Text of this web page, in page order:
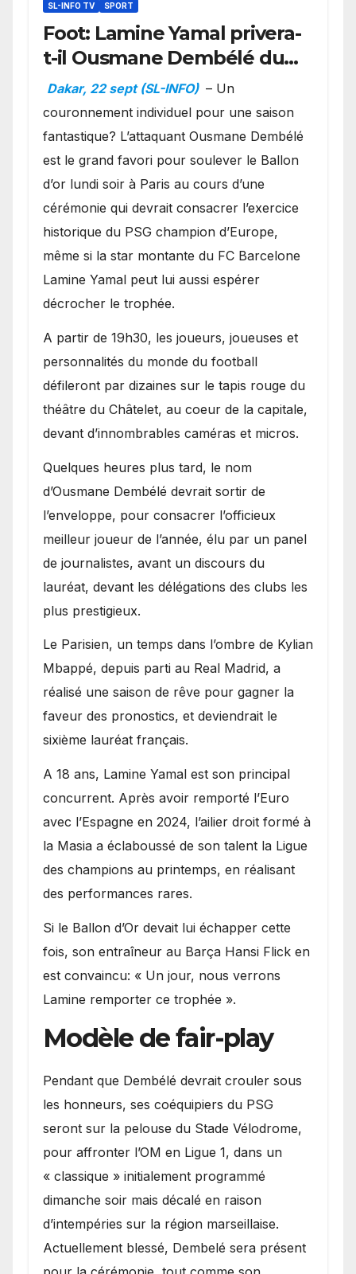
SL-INFO TV SPORT
Foot: Lamine Yamal privera-
t-il Ousmane Dembélé du
Ballon d’or ?
Dakar, 22 sept (SL-INFO) – Un
couronnement individuel pour une saison
fantastique? L’attaquant Ousmane Dembélé
est le grand favori pour soulever le Ballon
d’or lundi soir à Paris au cours d’une
cérémonie qui devrait consacrer l’exercice
historique du PSG champion d’Europe,
même si la star montante du FC Barcelone
Lamine Yamal peut lui aussi espérer
décrocher le trophée.
A partir de 19h30, les joueurs, joueuses et
personnalités du monde du football
défileront par dizaines sur le tapis rouge du
théâtre du Châtelet, au coeur de la capitale,
devant d’innombrables caméras et micros.
Quelques heures plus tard, le nom
d’Ousmane Dembélé devrait sortir de
l’enveloppe, pour consacrer l’officieux
meilleur joueur de l’année, élu par un panel
de journalistes, avant un discours du
lauréat, devant les délégations des clubs les
plus prestigieux.
Le Parisien, un temps dans l’ombre de Kylian
Mbappé, depuis parti au Real Madrid, a
réalisé une saison de rêve pour gagner la
faveur des pronostics, et deviendrait le
sixième lauréat français.
A 18 ans, Lamine Yamal est son principal
concurrent. Après avoir remporté l’Euro
avec l’Espagne en 2024, l’ailier droit formé à
la Masia a éclaboussé de son talent la Ligue
des champions au printemps, en réalisant
des performances rares.
Si le Ballon d’Or devait lui échapper cette
fois, son entraîneur au Barça Hansi Flick en
est convaincu: « Un jour, nous verrons
Lamine remporter ce trophée ».
Modèle de fair-play
Pendant que Dembélé devrait crouler sous
les honneurs, ses coéquipiers du PSG
seront sur la pelouse du Stade Vélodrome,
pour affronter l’OM en Ligue 1, dans un
« classique » initialement programmé
dimanche soir mais décalé en raison
d’intempéries sur la région marseillaise.
Actuellement blessé, Dembelé sera présent